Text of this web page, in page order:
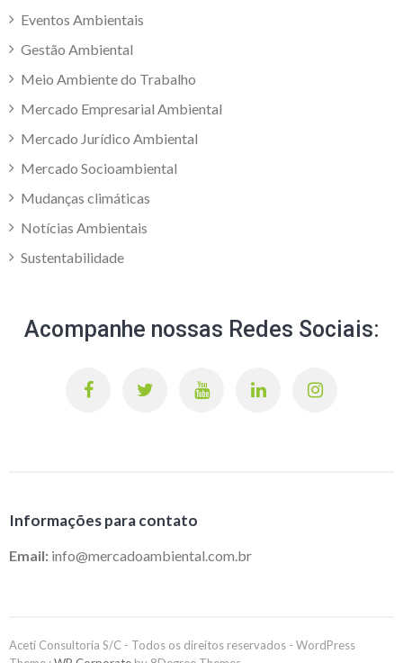
Eventos Ambientais
Gestão Ambiental
Meio Ambiente do Trabalho
Mercado Empresarial Ambiental
Mercado Jurídico Ambiental
Mercado Socioambiental
Mudanças climáticas
Notícias Ambientais
Sustentabilidade
Acompanhe nossas Redes Sociais:
Informações para contato
Email: info@mercadoambiental.com.br
Aceti Consultoria S/C - Todos os direitos reservados - WordPress